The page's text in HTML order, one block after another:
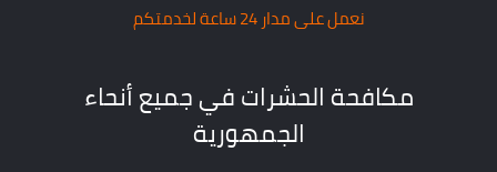
نعمل على مدار 24 ساعة لخدمتكم
مكافحة الحشرات في جميع أنحاء
الجمهورية